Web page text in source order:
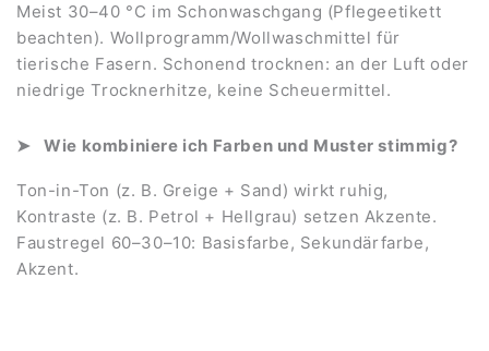
Meist 30–40 °C im Schonwaschgang (Pflegeetikett
beachten). Wollprogramm/Wollwaschmittel für
tierische Fasern. Schonend trocknen: an der Luft oder
niedrige Trocknerhitze, keine Scheuermittel.
Wie kombiniere ich Farben und Muster stimmig?
Ton-in-Ton (z. B. Greige + Sand) wirkt ruhig,
Kontraste (z. B. Petrol + Hellgrau) setzen Akzente.
Faustregel 60–30–10: Basisfarbe, Sekundärfarbe,
Akzent.